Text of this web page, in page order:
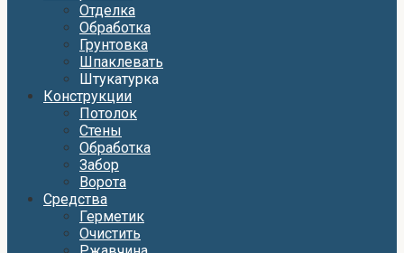
Отделка
Обработка
Грунтовка
Шпаклевать
Штукатурка
Конструкции
Потолок
Стены
Обработка
Забор
Ворота
Средства
Герметик
Очистить